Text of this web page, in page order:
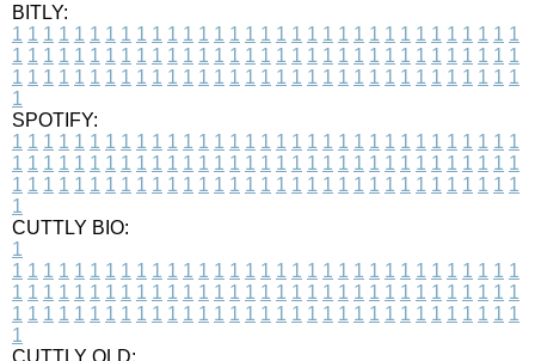
BITLY:
1 1 1 1 1 1 1 1 1 1 1 1 1 1 1 1 1 1 1 1 1 1 1 1 1 1 1 1 1 1 1 1 1
1 1 1 1 1 1 1 1 1 1 1 1 1 1 1 1 1 1 1 1 1 1 1 1 1 1 1 1 1 1 1 1 1
1 1 1 1 1 1 1 1 1 1 1 1 1 1 1 1 1 1 1 1 1 1 1 1 1 1 1 1 1 1 1 1 1
1
SPOTIFY:
1 1 1 1 1 1 1 1 1 1 1 1 1 1 1 1 1 1 1 1 1 1 1 1 1 1 1 1 1 1 1 1 1
1 1 1 1 1 1 1 1 1 1 1 1 1 1 1 1 1 1 1 1 1 1 1 1 1 1 1 1 1 1 1 1 1
1 1 1 1 1 1 1 1 1 1 1 1 1 1 1 1 1 1 1 1 1 1 1 1 1 1 1 1 1 1 1 1 1
1
CUTTLY BIO:
1
1 1 1 1 1 1 1 1 1 1 1 1 1 1 1 1 1 1 1 1 1 1 1 1 1 1 1 1 1 1 1 1 1
1 1 1 1 1 1 1 1 1 1 1 1 1 1 1 1 1 1 1 1 1 1 1 1 1 1 1 1 1 1 1 1 1
1 1 1 1 1 1 1 1 1 1 1 1 1 1 1 1 1 1 1 1 1 1 1 1 1 1 1 1 1 1 1 1 1
1
CUTTLY OLD: